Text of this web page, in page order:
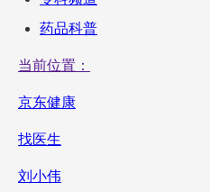
药品科普
当前位置：
京东健康
找医生
刘小伟